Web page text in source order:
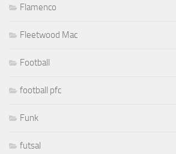
Flamenco
Fleetwood Mac
Football
football pfc
Funk
futsal